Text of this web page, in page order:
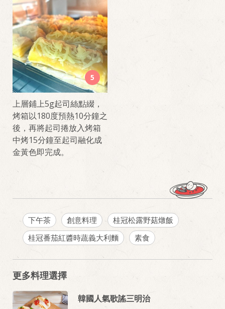
5
上層鋪上5g起司絲點綴，
烤箱以180度預熱10分鐘之
後，再將起司捲放入烤箱
中烤15分鐘至起司融化成
金黃色即完成。
下午茶 創意料理
桂冠松露野菇燉飯
桂冠番茄紅醬時蔬義大利麵
素食
更多料理選擇
韓國人氣歌謠三明治